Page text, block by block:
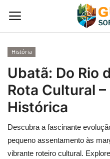
Início
Contato
Galeria de Fotos
História
Ubatã: Do Rio
Rota Cultural
Histórica
Descubra a fascinante
pequeno assentamento às
vibrante roteiro cultural.